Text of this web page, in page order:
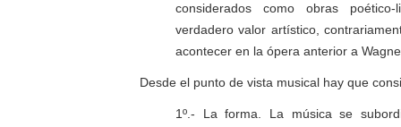
considerados como obras poético-
verdadero valor artístico,
acontecer en la ópera anterior a
Desde el punto de vista musical hay que
1º.- La forma. La música se